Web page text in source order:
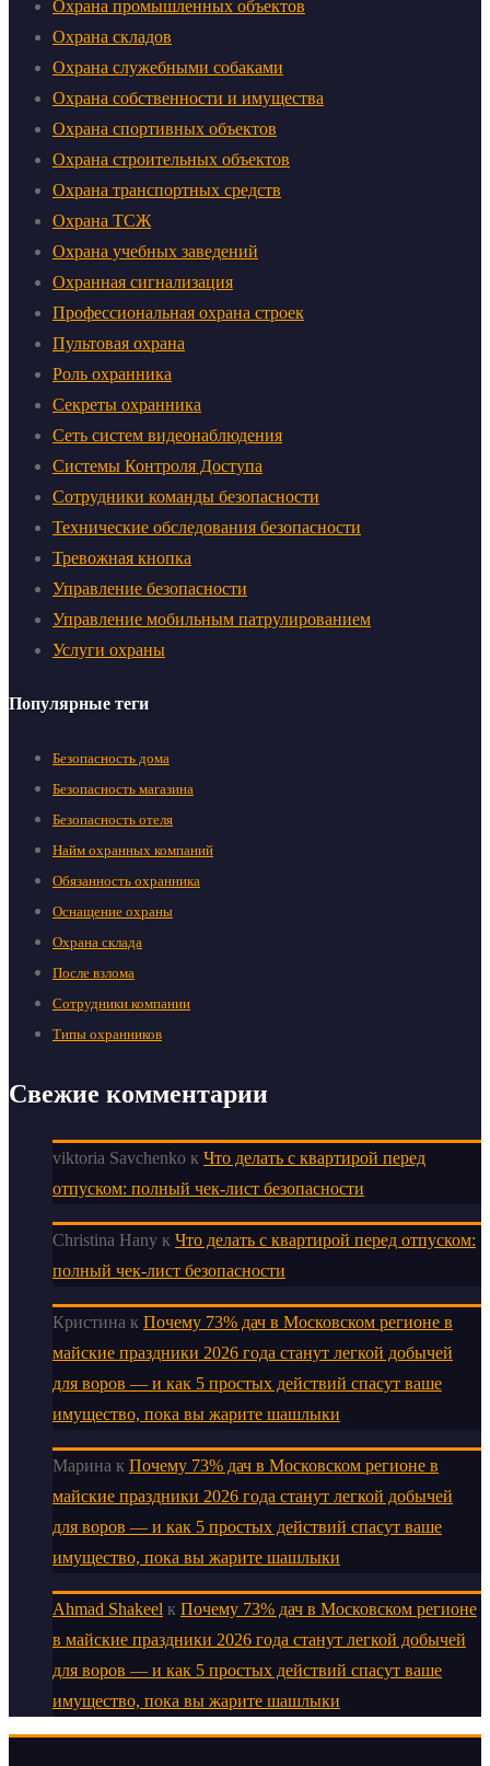
Охрана промышленных объектов
Охрана складов
Охрана служебными собаками
Охрана собственности и имущества
Охрана спортивных объектов
Охрана строительных объектов
Охрана транспортных средств
Охрана ТСЖ
Охрана учебных заведений
Охранная сигнализация
Профессиональная охрана строек
Пультовая охрана
Роль охранника
Секреты охранника
Сеть систем видеонаблюдения
Системы Контроля Доступа
Сотрудники команды безопасности
Технические обследования безопасности
Тревожная кнопка
Управление безопасности
Управление мобильным патрулированием
Услуги охраны
Популярные теги
Безопасность дома
Безопасность магазина
Безопасность отеля
Найм охранных компаний
Обязанность охранника
Оснащение охраны
Охрана склада
После взлома
Сотрудники компании
Типы охранников
Свежие комментарии
viktoria Savchenko к Что делать с квартирой перед
отпуском: полный чек-лист безопасности
Christina Hany к Что делать с квартирой перед отпуском:
полный чек-лист безопасности
Кристина к Почему 73% дач в Московском регионе в
майские праздники 2026 года станут легкой добычей
для воров — и как 5 простых действий спасут ваше
имущество, пока вы жарите шашлыки
Марина к Почему 73% дач в Московском регионе в
майские праздники 2026 года станут легкой добычей
для воров — и как 5 простых действий спасут ваше
имущество, пока вы жарите шашлыки
Ahmad Shakeel к Почему 73% дач в Московском регионе
в майские праздники 2026 года станут легкой добычей
для воров — и как 5 простых действий спасут ваше
имущество, пока вы жарите шашлыки